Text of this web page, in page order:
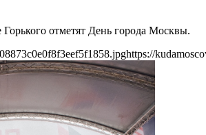
отметят День города Москвы.
https://